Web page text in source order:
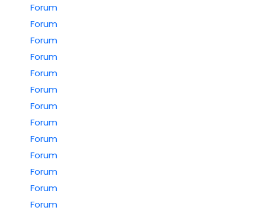
Forum
Forum
Forum
Forum
Forum
Forum
Forum
Forum
Forum
Forum
Forum
Forum
Forum